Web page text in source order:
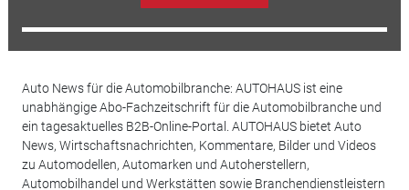
Auto News für die Automobilbranche: AUTOHAUS ist eine
unabhängige Abo-Fachzeitschrift für die Automobilbranche und
ein tagesaktuelles B2B-Online-Portal. AUTOHAUS bietet Auto
News, Wirtschaftsnachrichten, Kommentare, Bilder und Videos
zu Automodellen, Automarken und Autoherstellern,
Automobilhandel und Werkstätten sowie Branchendienstleistern